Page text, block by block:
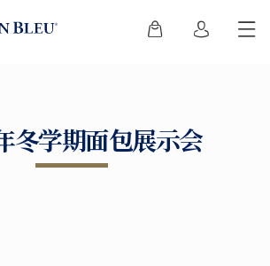
冬学期面包展示会